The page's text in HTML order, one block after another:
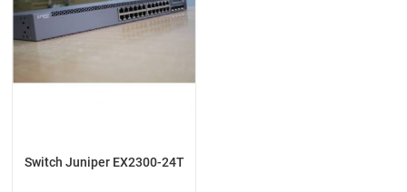
Switch Juniper EX2300-24T